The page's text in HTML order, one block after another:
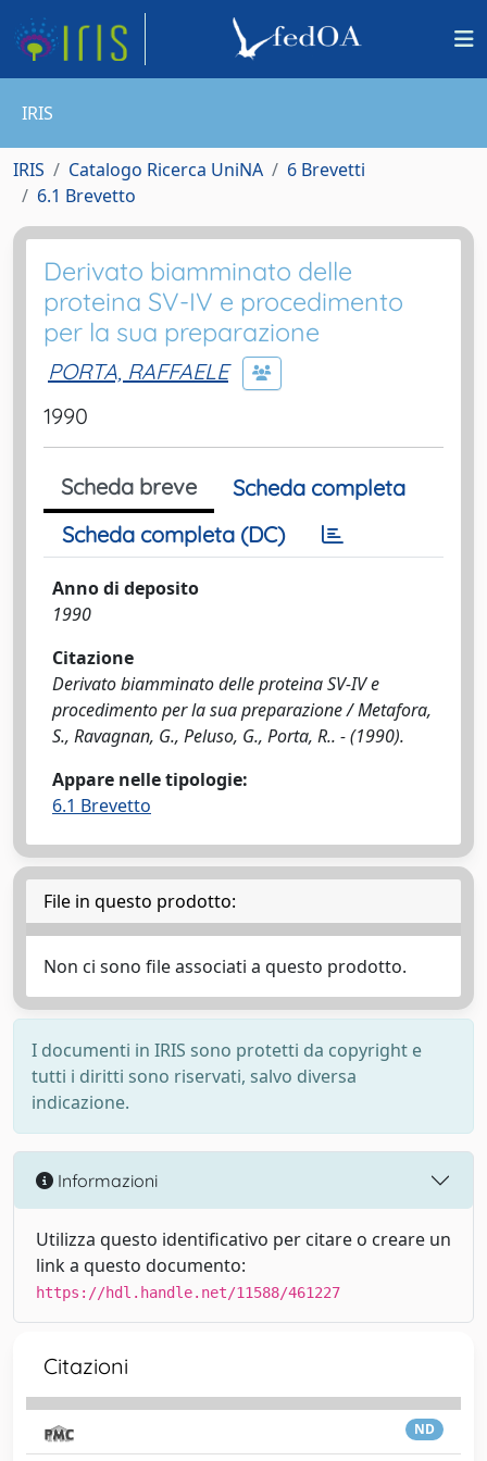
IRIS
IRIS Catalogo Ricerca UniNA
6 Brevetti
6.1 Brevetto
Derivato biamminato delle
proteina SV-IV e procedimento
per la sua preparazione
PORTA, RAFFAELE
1990
Scheda breve
Scheda completa
Scheda completa (DC)
Anno di deposito
1990
Citazione
Derivato biamminato delle proteina SV-IV e
procedimento per la sua preparazione / Metafora,
S., Ravagnan, G., Peluso, G., Porta, R.. - (1990).
Appare nelle tipologie:
6.1 Brevetto
File in questo prodotto:
Non ci sono file associati a questo prodotto.
I documenti in IRIS sono protetti da copyright e
tutti i diritti sono riservati, salvo diversa
indicazione.
Informazioni
Utilizza questo identificativo per citare o creare un
link a questo documento:
https://hdl.handle.net/11588/461227
Citazioni
ND